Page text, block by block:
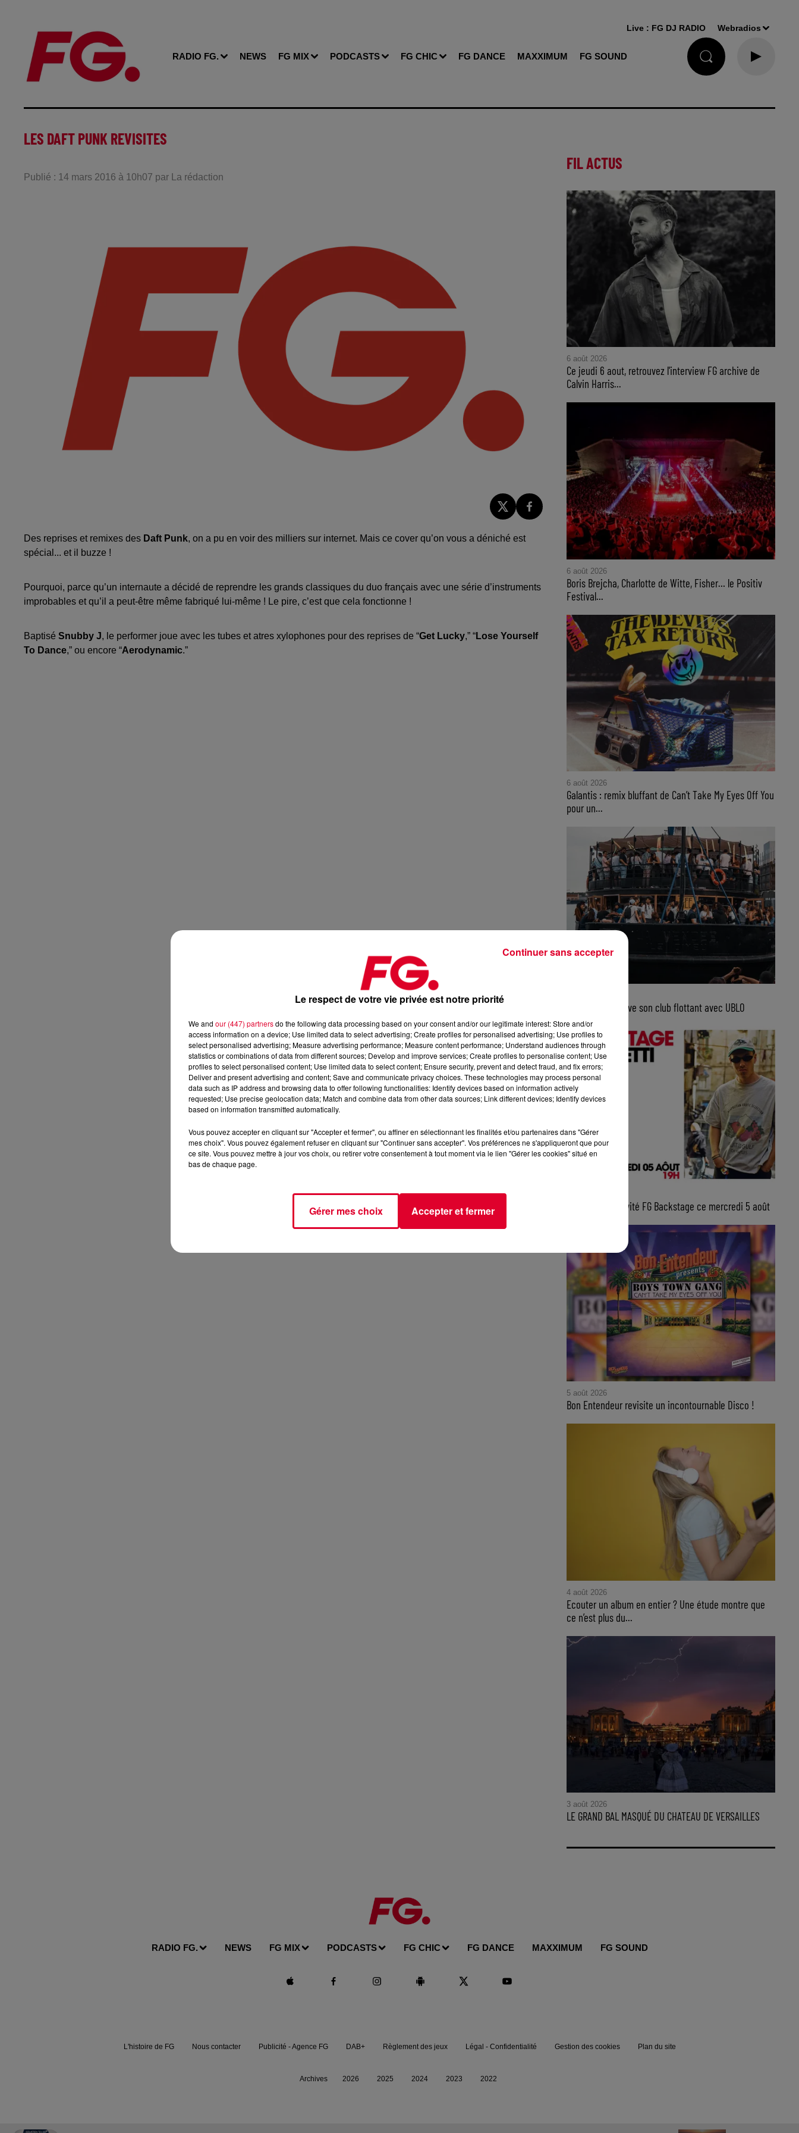
RADIO FG. NEWS FG MIX PODCASTS FG CHIC FG DANCE MAXXIMUM FG SOUND
Live : FG DJ RADIO Webradios
LES DAFT PUNK REVISITES
Publié : 14 mars 2016 à 10h07 par La rédaction
Des reprises et remixes des Daft Punk, on a pu en voir des milliers sur internet. Mais ce cover qu’on vous a déniché est
spécial... et il buzze !
Pourquoi, parce qu’un internaute a décidé de reprendre les grands classiques du duo français avec une série d’instruments
improbables et qu’il a peut-être même fabriqué lui-même ! Le pire, c’est que cela fonctionne !
Baptisé Snubby J, le performer joue avec les tubes et atres xylophones pour des reprises de “Get Lucky,” “Lose Yourself
To Dance,” ou encore “Aerodynamic.”
FIL ACTUS
6 août 2026
Ce jeudi 6 aout, retrouvez l'interview FG archive de
Calvin Harris...
6 août 2026
Boris Brejcha, Charlotte de Witte, Fisher… le Positiv
Festival...
6 août 2026
Galantis : remix bluffant de Can’t Take My Eyes Off You
pour un...
Bordeaux retrouve son club flottant avec UBLO
Lucas Sketti, invité FG Backstage ce mercredi 5 août
5 août 2026
Bon Entendeur revisite un incontournable Disco !
4 août 2026
Ecouter un album en entier ? Une étude montre que
ce n’est plus du...
3 août 2026
LE GRAND BAL MASQUÉ DU CHATEAU DE VERSAILLES
RADIO FG. NEWS FG MIX PODCASTS FG CHIC FG DANCE MAXXIMUM FG SOUND
L'histoire de FG Nous contacter Publicité - Agence FG DAB+ Règlement des jeux Légal - Confidentialité Gestion des cookies Plan du site
Archives 2026 2025 2024 2023 2022
Le respect de votre vie privée est notre priorité
We and our (447) partnersdo the following data processing based on your consent and/or our legitimate interest: Store and/or
access information on a device; Use limited data to select advertising; Create profiles for personalised advertising; Use profiles to
select personalised advertising; Measure advertising performance; Measure content performance; Understand audiences through
statistics or combinations of data from different sources; Develop and improve services; Create profiles to personalise content; Use
profiles to select personalised content; Use limited data to select content; Ensure security, prevent and detect fraud, and fix errors;
Deliver and present advertising and content; Save and communicate privacy choices. These technologies may process personal
data such as IP address and browsing data to offer following functionalities: Identify devices based on information actively
requested; Use precise geolocation data; Match and combine data from other data sources; Link different devices; Identify devices
based on information transmitted automatically.
Vous pouvez accepter en cliquant sur "Accepter et fermer", ou affiner en sélectionnant les finalités et/ou partenaires dans "Gérer
mes choix". Vous pouvez également refuser en cliquant sur "Continuer sans accepter". Vos préférences ne s'appliqueront que pour
ce site. Vous pouvez mettre à jour vos choix, ou retirer votre consentement à tout moment via le lien "Gérer les cookies" situé en
bas de chaque page.
Gérer mes choix Accepter et fermer
Continuer sans accepter